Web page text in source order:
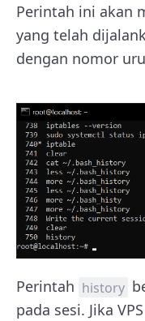
Perintah ini akan
yang telah
dengan nomor
Perintah history
pada sesi. Jika